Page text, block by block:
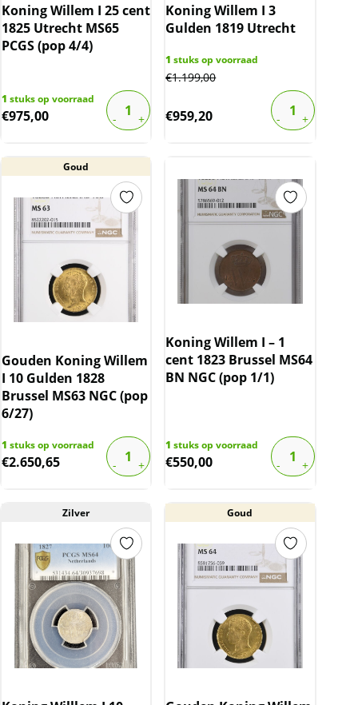
Koning Willem I 25 cent
1825 Utrecht MS65
PCGS (pop 4/4)
1 stuks op voorraad
€975,00
Koning Willem I 3
Gulden 1819 Utrecht
1 stuks op voorraad
€1.199,00
€959,20
Goud
Gouden Koning Willem
I 10 Gulden 1828
Brussel MS63 NGC (pop
6/27)
1 stuks op voorraad
€2.650,65
Koning Willem I – 1
cent 1823 Brussel MS64
BN NGC (pop 1/1)
1 stuks op voorraad
€550,00
Zilver Goud